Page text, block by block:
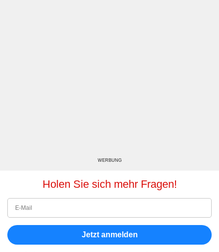
WERBUNG
Holen Sie sich mehr Fragen!
Jetzt anmelden